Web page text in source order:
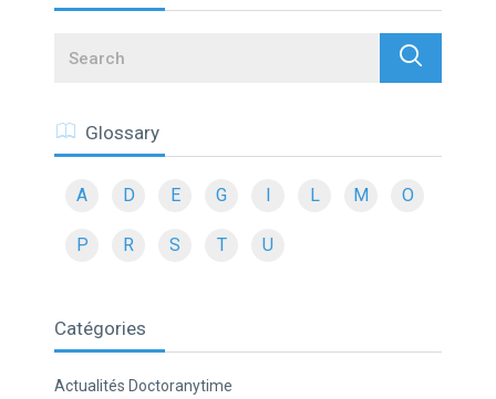
Search
Glossary
A D E G L M O
P R S T U
Catégories
Actualités Doctoranytime